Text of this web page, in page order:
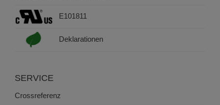
E101811
Deklarationen
SERVICE
Crossreferenz